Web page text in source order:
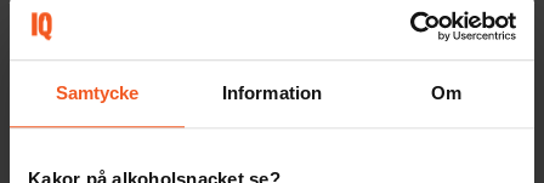
Samtycke Information Om
www.alkoholhjalpen.se/forum/anhorigstodet